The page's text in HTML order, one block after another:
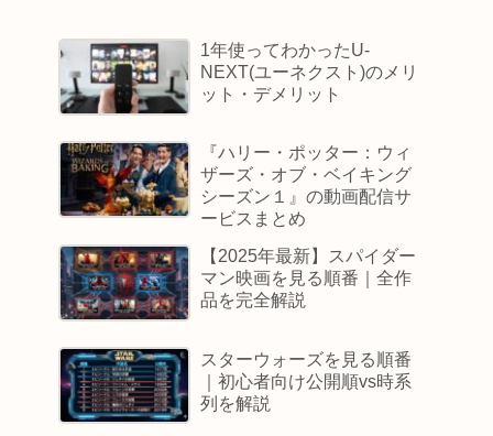
1年使ってわかったU-
NEXT(ユーネクスト)のメリ
ット・デメリット
『ハリー・ポッター：ウィ
ザーズ・オブ・ベイキング
シーズン１』の動画配信サ
ービスまとめ
【2025年最新】スパイダー
マン映画を見る順番｜全作
品を完全解説
スターウォーズを見る順番
｜初心者向け公開順vs時系
列を解説